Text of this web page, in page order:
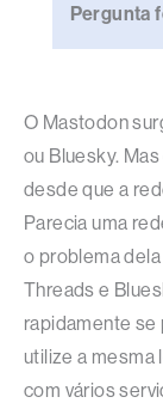
Pergunta
O Mastodon
ou Bluesky.
desde que a
Parecia uma
o problema
Threads e
rapidamente se
utilize a mesma
com vários